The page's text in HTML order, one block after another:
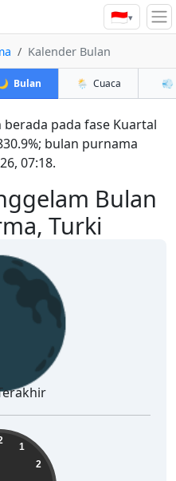
🇮🇩▾
Kalender Bulan
Bulan 🌦️ Cuaca 💨
Bulan
Turki
berada pada fase Kuartal
bulan purnama
07:18.
1
2